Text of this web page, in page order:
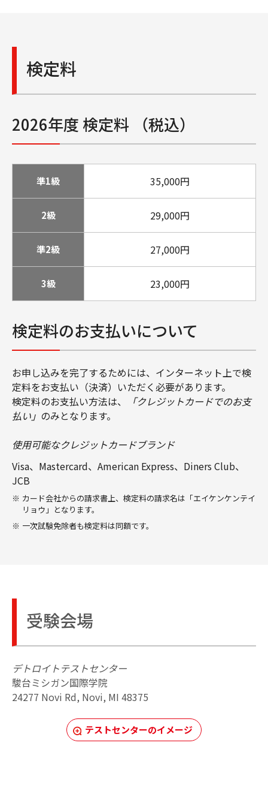
検定料
2026年度 検定料 （税込）
準1級 35,000円
2級 29,000円
準2級 27,000円
3級 23,000円
検定料のお支払いについて
お申し込みを完了するためには、インターネット上で検
定料をお支払い（決済）いただく必要があります。
検定料のお支払い方法は、
「クレジットカードでのお支
払い」 のみとなります。
使用可能なクレジットカードブランド
Visa、Mastercard、American Express、Diners Club、
JCB
カード会社からの請求書上、検定料の請求名は「エイケンケンテイ
リョウ」となります。
一次試験免除者も検定料は同額です。
受験会場
デトロイトテストセンター
駿台ミシガン国際学院
24277 Novi Rd, Novi, MI 48375
テストセンターのイメージ